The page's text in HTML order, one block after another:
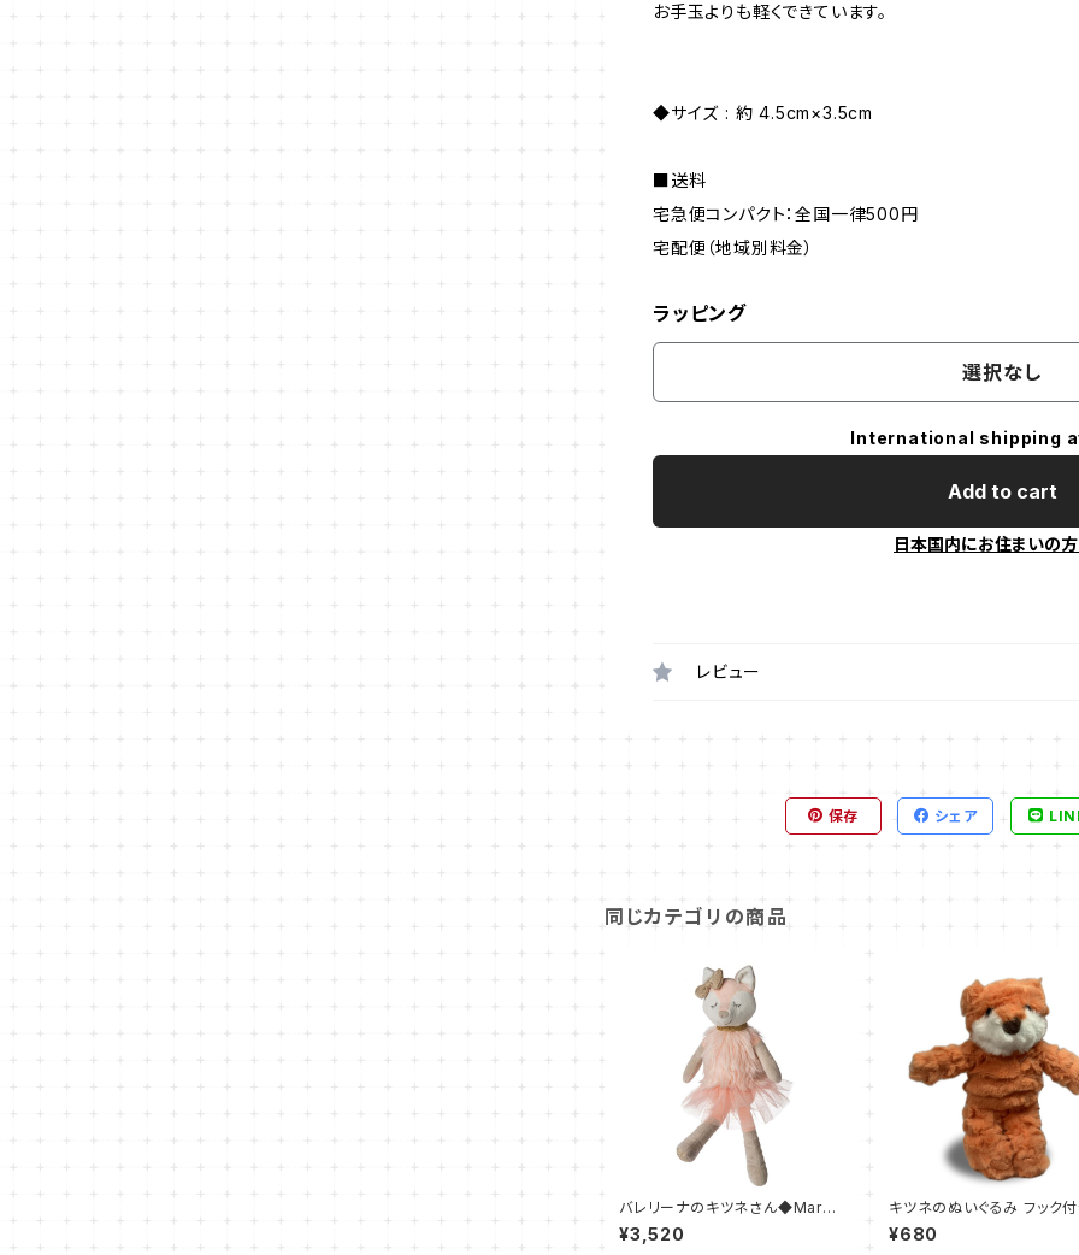
お手玉よりも軽くできています。
◆サイズ : 約 4.5cm×3.5cm
■送料
宅急便コンパクト：全国一律500円
宅配便（地域別料金）
ラッピング
選択なし
International shipping
Add to cart
日本国内にお住まいの
レビュー
保存 シェア
同じカテゴリの商品
バレリーナのキツネさん◆Mary
Meyer フェラーラ フォックス◆
ぬいぐるみ
¥3,520
キツネのぬいぐるみ フッ
子ぎつね
¥680